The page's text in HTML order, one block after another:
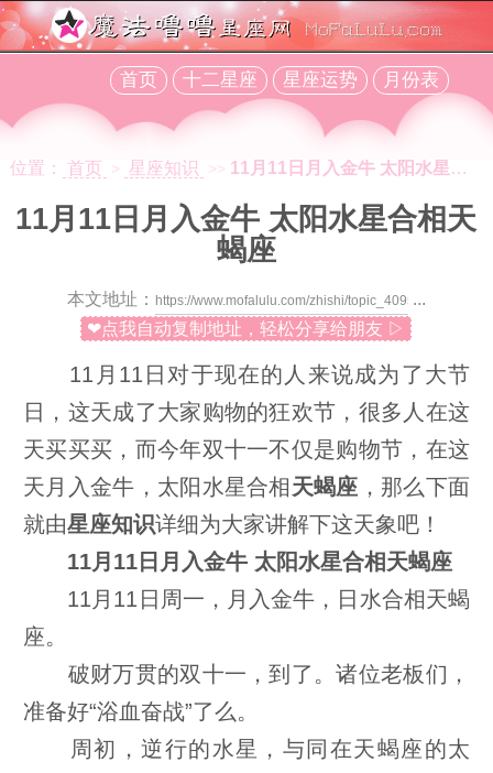
首页 十二星座 星座运势 月份表
位置： 首页 > 星座知识 >> 11月11日月入金牛 太阳水星合相天蝎座
11月11日月入金牛 太阳水星合相天
蝎座
本文地址：
...
❤点我自动复制地址，轻松分享给朋友 ▷
11月11日对于现在的人来说成为了大节
日，这天成了大家购物的狂欢节，很多人在这
天买买买，而今年双十一不仅是购物节，在这
天月入金牛，太阳水星合相天蝎座 ，那么下面
就由星座知识详细为大家讲解下这天象吧！
11月11日月入金牛 太阳水星合相天蝎座
11月11日周一，月入金牛，日水合相天蝎
座。
破财万贯的双十一，到了。诸位老板们，
准备好“浴血奋战”了么。
周初，逆行的水星，与同在天蝎座的太